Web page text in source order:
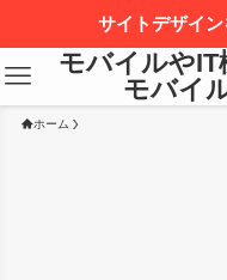
サイトデザイン
モバイルやIT
モバイ
ホーム